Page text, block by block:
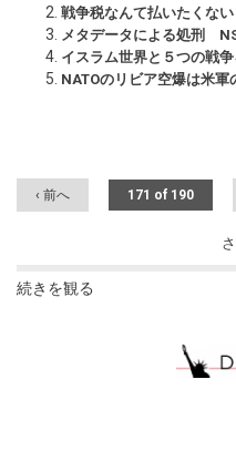
戦争税なんて払いたくな
メタデータによる処刑
イスラム世界と５つの戦
NATOのリビア空爆は米軍
‹ 前へ 171 of 190
続きを観る